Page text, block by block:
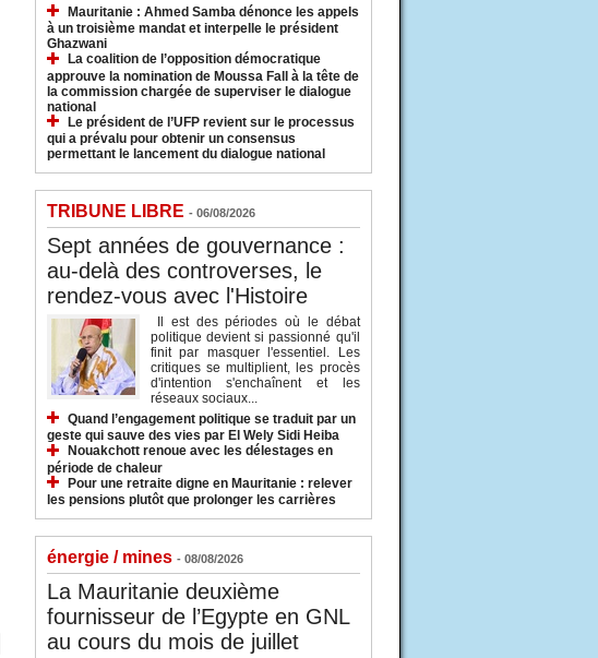
Mauritanie : Ahmed Samba dénonce les appels
à un troisième mandat et interpelle le président
Ghazwani
La coalition de l’opposition démocratique
approuve la nomination de Moussa Fall à la tête de
la commission chargée de superviser le dialogue
national
Le président de l’UFP revient sur le processus
qui a prévalu pour obtenir un consensus
permettant le lancement du dialogue national
TRIBUNE LIBRE - 06/08/2026
Sept années de gouvernance :
au-delà des controverses, le
rendez-vous avec l'Histoire
Il est des périodes où le débat
politique devient si passionné qu'il
finit par masquer l'essentiel. Les
critiques se multiplient, les procès
d'intention s'enchaînent et les
réseaux sociaux...
Quand l’engagement politique se traduit par un
geste qui sauve des vies par El Wely Sidi Heiba
Nouakchott renoue avec les délestages en
période de chaleur
Pour une retraite digne en Mauritanie : relever
les pensions plutôt que prolonger les carrières
énergie / mines - 08/08/2026
La Mauritanie deuxième
fournisseur de l’Egypte en GNL
au cours du mois de juillet